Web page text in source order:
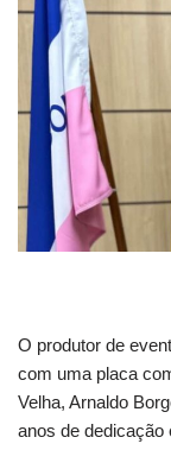
O produtor de
com uma placa
Velha, Arnaldo
anos de dedicação